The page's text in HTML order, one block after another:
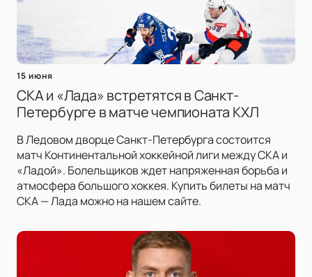
15 июня
СКА и «Лада» встретятся в Санкт-
Петербурге в матче чемпионата КХЛ
В Ледовом дворце Санкт-Петербурга состоится
матч Континентальной хоккейной лиги между СКА и
«Ладой». Болельщиков ждет напряженная борьба и
атмосфера большого хоккея. Купить билеты на матч
СКА — Лада можно на нашем сайте.